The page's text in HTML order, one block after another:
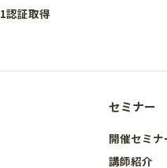
認証取得
セミナー
開催セミナ
講師紹介